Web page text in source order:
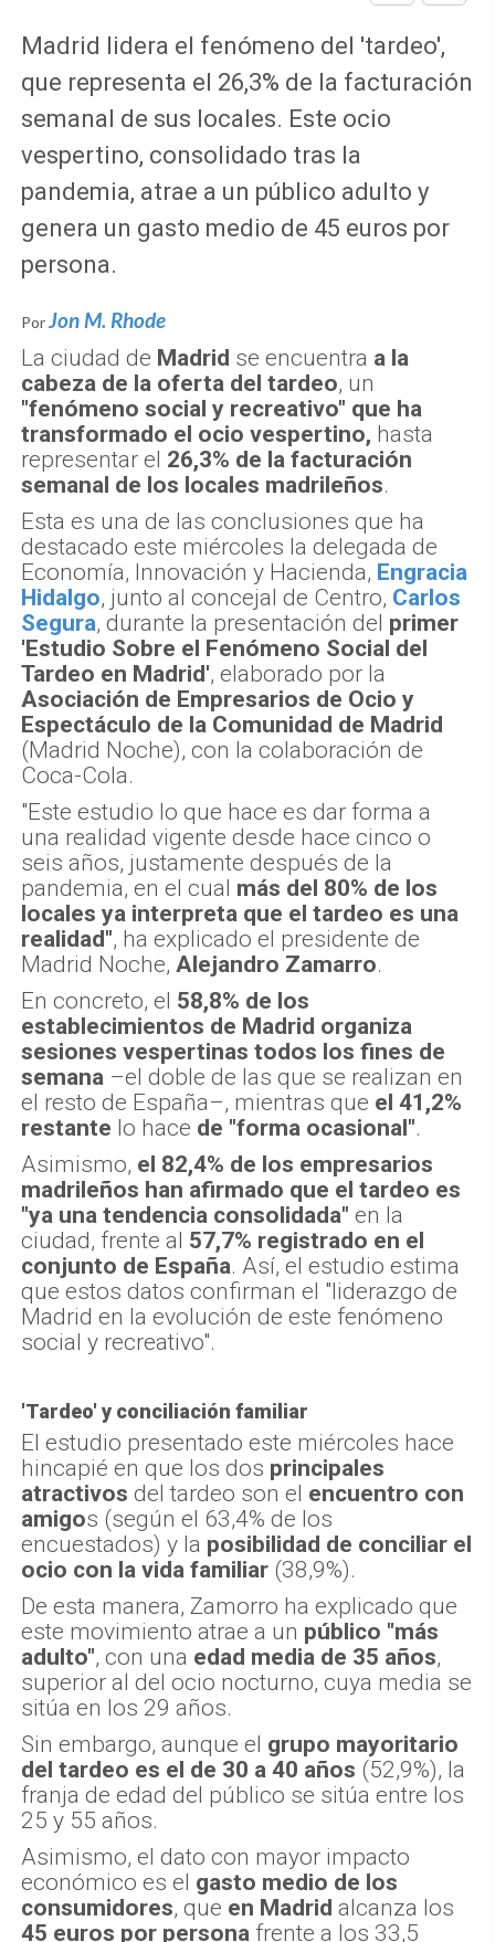
Madrid lidera el fenómeno del 'tardeo',
que representa el 26,3% de la facturación
semanal de sus locales. Este ocio
vespertino, consolidado tras la
pandemia, atrae a un público adulto y
genera un gasto medio de 45 euros por
persona.
PorJon M. Rhode
La ciudad de Madrid se encuentra a la
cabeza de la oferta del tardeo, un
"fenómeno social y recreativo" que ha
transformado el ocio vespertino, hasta
representar el 26,3% de la facturación
semanal de los locales madrileños.
Esta es una de las conclusiones que ha
destacado este miércoles la delegada de
Economía, Innovación y Hacienda, Engracia
Hidalgo, junto al concejal de Centro, Carlos
Segura, durante la presentación del primer
'Estudio Sobre el Fenómeno Social del
Tardeo en Madrid', elaborado por la
Asociación de Empresarios de Ocio y
Espectáculo de la Comunidad de Madrid
(Madrid Noche), con la colaboración de
Coca-Cola.
"Este estudio lo que hace es dar forma a
una realidad vigente desde hace cinco o
seis años, justamente después de la
pandemia, en el cual más del 80% de los
locales ya interpreta que el tardeo es una
realidad", ha explicado el presidente de
Madrid Noche, Alejandro Zamarro.
En concreto, el 58,8% de los
establecimientos de Madrid organiza
sesiones vespertinas todos los fines de
semana –el doble de las que se realizan en
el resto de España–, mientras que el 41,2%
restante lo hace de "forma ocasional".
Asimismo, el 82,4% de los empresarios
madrileños han afirmado que el tardeo es
"ya una tendencia consolidada" en la
ciudad, frente al 57,7% registrado en el
conjunto de España. Así, el estudio estima
que estos datos confirman el "liderazgo de
Madrid en la evolución de este fenómeno
social y recreativo".
'Tardeo' y conciliación familiar
El estudio presentado este miércoles hace
hincapié en que los dos principales
atractivos del tardeo son el encuentro con
amigos (según el 63,4% de los
encuestados) y la posibilidad de conciliar el
ocio con la vida familiar (38,9%).
De esta manera, Zamorro ha explicado que
este movimiento atrae a un público "más
adulto", con una edad media de 35 años,
superior al del ocio nocturno, cuya media se
sitúa en los 29 años.
Sin embargo, aunque el grupo mayoritario
del tardeo es el de 30 a 40 años (52,9%), la
franja de edad del público se sitúa entre los
25 y 55 años.
Asimismo, el dato con mayor impacto
económico es el gasto medio de los
consumidores, que en Madrid alcanza los
45 euros por persona frente a los 33,5